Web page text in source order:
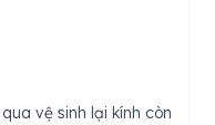
vệ sinh lại kính còn